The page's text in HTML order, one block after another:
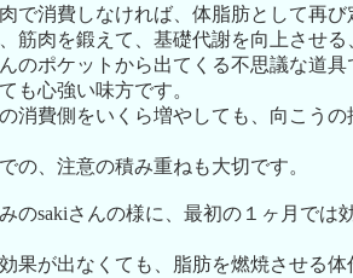
で消費しなければ、体脂肪として再
筋肉を鍛えて、基礎代謝を向上させ
のポケットから出てくる不思議な道
も心強い味方です。
消費側をいくら増やしても、向こう
の、注意の積み重ねも大切です。
のsakiさんの様に、最初の１ヶ月では
果が出なくても、脂肪を燃焼させる